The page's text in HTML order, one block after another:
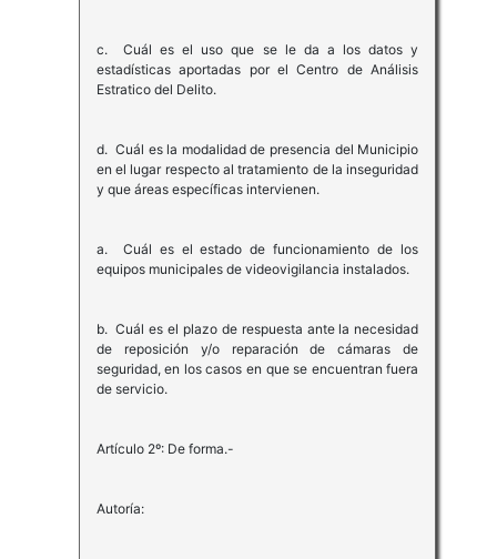
c. Cuál es el uso que se le da a los datos y
estadísticas aportadas por el Centro de Análisis
Estratico del Delito.
d. Cuál es la modalidad de presencia del Municipio
en el lugar respecto al tratamiento de la inseguridad
y que áreas específicas intervienen.
a. Cuál es el estado de funcionamiento de los
equipos municipales de videovigilancia instalados.
b. Cuál es el plazo de respuesta ante la necesidad
de reposición y/o reparación de cámaras de
seguridad, en los casos en que se encuentran fuera
de servicio.
Artículo 2º: De forma.-
Autoría: